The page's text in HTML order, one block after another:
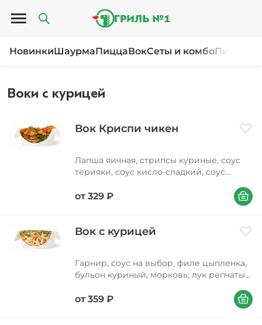
Открыть меню
НовинкиШаурмаПиццаВокСеты и комбоПироги
Воки с курицей
Вок Криспи чикен
Лапша яичная, стрипсы куриные, соус
терияки, соус кисло-сладкий, соус
зеленый, петрушка, кунжут
от 329 ₽ В
Вок с курицей
Гарнир, соус на выбор, филе цыпленка,
бульон куриный, морковь, лук репчатый,
шампиньоны свежие, соус соевый,
от 359 ₽ В